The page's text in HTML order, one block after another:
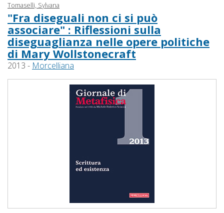
Tomaselli, Sylvana
"Fra diseguali non ci si può
associare" : Riflessioni sulla
diseguaglianza nelle opere politiche
di Mary Wollstonecraft
2013 - Morcelliana